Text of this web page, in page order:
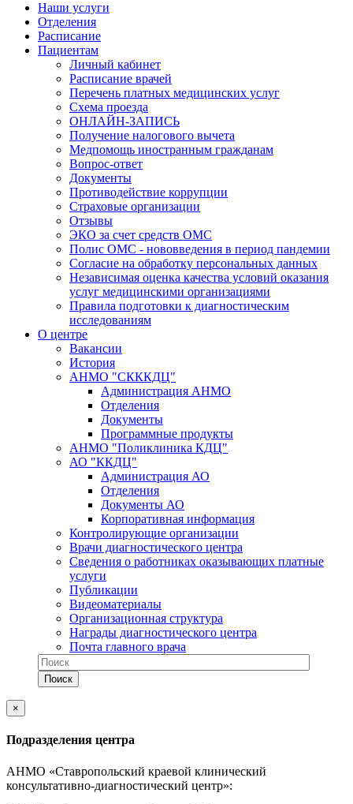
Наши услуги
Отделения
Расписание
Пациентам
Личный кабинет
Расписание врачей
Перечень платных медицинских услуг
Схема проезда
ОНЛАЙН-ЗАПИСЬ
Получение налогового вычета
Медпомощь иностранным гражданам
Вопрос-ответ
Документы
Противодействие коррупции
Страховые организации
Отзывы
ЭКО за счет средств ОМС
Полис ОМС - нововведения в период пандемии
Согласие на обработку персональных данных
Независимая оценка качества условий оказания
услуг медицинскими организациями
Правила подготовки к диагностическим
исследованиям
О центре
Вакансии
История
АНМО "СКККДЦ"
Администрация АНМО
Отделения
Документы
Программные продукты
АНМО "Поликлиника КДЦ"
АО "ККДЦ"
Администрация АО
Отделения
Документы АО
Корпоративная информация
Контролирующие организации
Врачи диагностического центра
Сведения о работниках оказывающих платные
услуги
Публикации
Видеоматериалы
Организационная структура
Награды диагностического центра
Почта главного врача
×
Подразделения центра
АНМО «Ставропольский краевой клинический
консультативно-диагностический центр»: